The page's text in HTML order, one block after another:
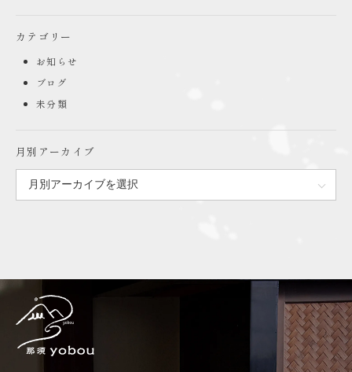
カテゴリー
お知らせ
ブログ
未分類
月別アーカイブ